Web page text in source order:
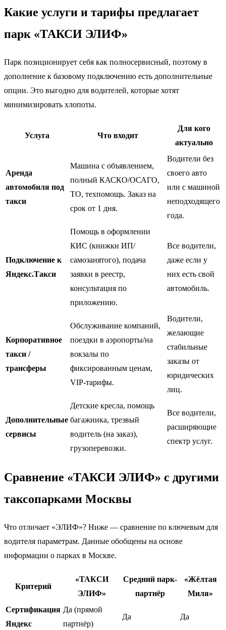
Какие услуги и тарифы предлагает
парк «ТАКСИ ЭЛИФ»
Парк позиционирует себя как полносервисный, поэтому в
дополнение к базовому подключению есть дополнительные
опции. Это выгодно для водителей, которые хотят
минимизировать хлопоты.
Услуга Что входит
Для кого
актуально
Аренда
автомобиля под
такси
Машина с объявлением,
полный КАСКО/ОСАГО,
ТО, техпомощь. Заказ на
срок от 1 дня.
Водители без
своего авто
или с машиной
неподходящего
года.
Подключение к
Яндекс.Такси
Помощь в оформлении
КИС (книжки ИП/
самозанятого), подача
заявки в реестр,
консультация по
приложению.
Все водители,
даже если у
них есть свой
автомобиль.
Корпоративное
такси /
трансферы
Обслуживание компаний,
поездки в аэропорты/на
вокзалы по
фиксированным ценам,
VIP-тарифы.
Водители,
желающие
стабильные
заказы от
юридических
лиц.
Дополнительные
сервисы
Детские кресла, помощь
багажника, трезвый
водитель (на заказ),
грузоперевозки.
Все водители,
расширяющие
спектр услуг.
Сравнение «ТАКСИ ЭЛИФ» с другими
таксопарками Москвы
Что отличает «ЭЛИФ»? Ниже — сравнение по ключевым для
водителя параметрам. Данные обобщены на основе
информации о парках в Москве.
Критерий
«ТАКСИ
ЭЛИФ»
Средний парк-
партнёр
«Жёлтая
Миля»
Сертификация
Яндекс
Да (прямой
партнёр)
Да Да